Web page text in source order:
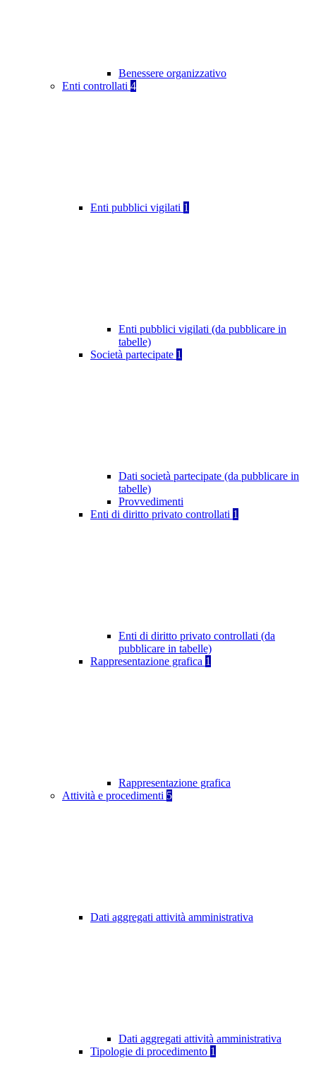
Benessere organizzativo
Enti controllati 4
Enti pubblici vigilati 1
Enti pubblici vigilati (da pubblicare in
tabelle)
Società partecipate 1
Dati società partecipate (da pubblicare in
tabelle)
Provvedimenti
Enti di diritto privato controllati 1
Enti di diritto privato controllati (da
pubblicare in tabelle)
Rappresentazione grafica 1
Rappresentazione grafica
Attività e procedimenti 5
Dati aggregati attività amministrativa
Dati aggregati attività amministrativa
Tipologie di procedimento 1